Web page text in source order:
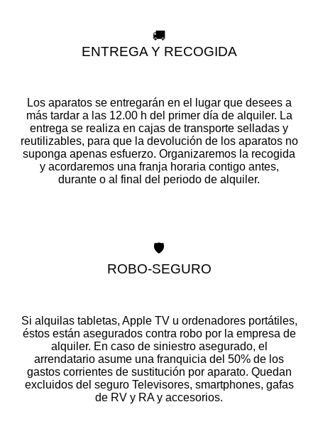
🚚
ENTREGA Y RECOGIDA
Los aparatos se entregarán en el lugar que desees a
más tardar a las 12.00 h del primer día de alquiler. La
entrega se realiza en cajas de transporte selladas y
reutilizables, para que la devolución de los aparatos no
suponga apenas esfuerzo. Organizaremos la recogida
y acordaremos una franja horaria contigo antes,
durante o al final del periodo de alquiler.
🛡️
ROBO-SEGURO
Si alquilas tabletas, Apple TV u ordenadores portátiles,
éstos están asegurados contra robo por la empresa de
alquiler. En caso de siniestro asegurado, el
arrendatario asume una franquicia del 50% de los
gastos corrientes de sustitución por aparato. Quedan
excluidos del seguro Televisores, smartphones, gafas
de RV y RA y accesorios.